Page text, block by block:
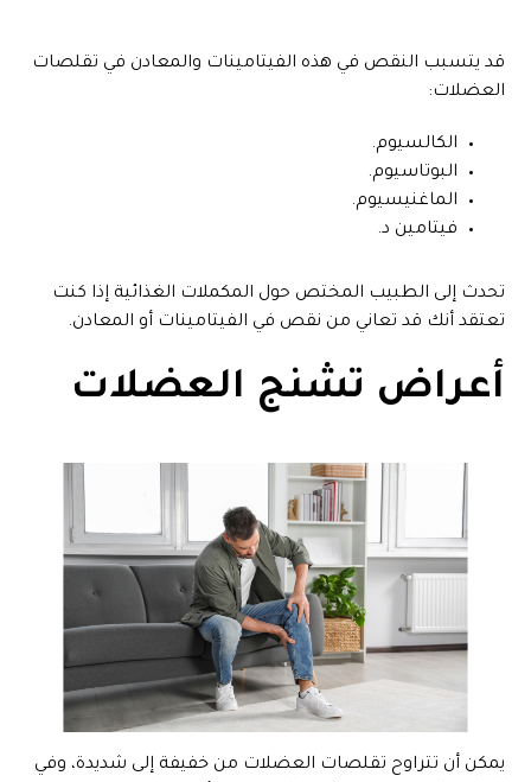
قد يتسبب النقص في هذه الفيتامينات والمعادن في تقلصات
العضلات:
الكالسيوم.
البوتاسيوم.
الماغنيسيوم.
فيتامين د.
تحدث إلى الطبيب المختص حول المكملات الغذائية إذا كنت
تعتقد أنك قد تعاني من نقص في الفيتامينات أو المعادن.
أعراض تشنج العضلات
يمكن أن تتراوح تقلصات العضلات من خفيفة إلى شديدة، وفي